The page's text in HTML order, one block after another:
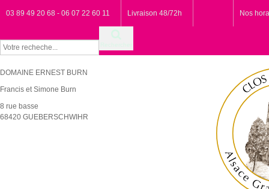
03 89 49 20 68 - 06 07 22 60 11 Livraison 48/72h Nos
Rechercher
DOMAINE ERNEST BURN
Francis et Simone Burn
8 rue basse
68420 GUEBERSCHWIHR